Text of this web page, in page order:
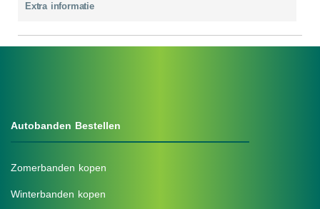
Extra informatie
Autobanden Bestellen
Zomerbanden kopen
Winterbanden kopen